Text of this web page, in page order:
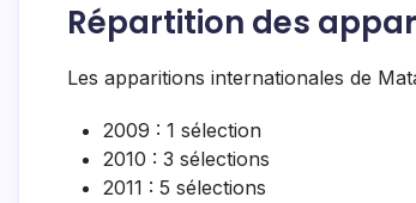
Répartition des
Les apparitions internationales de
2009 : 1 sélection
2010 : 3 sélections
2011 : 5 sélections